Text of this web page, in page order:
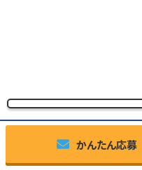
かんたん応募